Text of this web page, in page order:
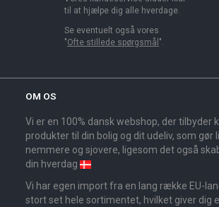
til at hjælpe dig alle hverdage.
Se eventuelt også vores
"Ofte stillede spørgsmål ".
OM OS
Vi er en 100% dansk webshop, der tilbyder
produkter til din bolig og dit udeliv, som gør
nemmere og sjovere, ligesom det også
din hverdag
Vi har egen import fra en lang række EU-
stort set hele sortimentet, hvilket giver dig